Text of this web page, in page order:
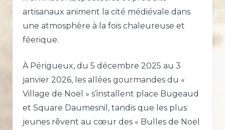
artisanaux animent la cité médiévale dans
une atmosphère à la fois chaleureuse et
féerique.
À Périgueux, du 5 décembre 2025 au 3
janvier 2026, les allées gourmandes du «
Village de Noël » s’installent place Bugeaud
et Square Daumesnil, tandis que les plus
jeunes rêvent au cœur des « Bulles de Noël